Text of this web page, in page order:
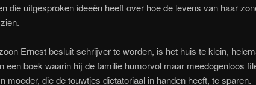
die uitgesproken ideeën heeft over hoe de levens van haar
Ernest besluit schrijver te worden, is het huis te klein,
een boek waarin hij de familie humorvol maar meedogenloos
moeder, die de touwtjes dictatoriaal in handen heeft, te sparen.